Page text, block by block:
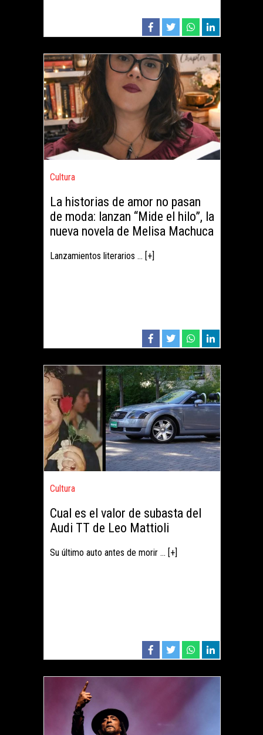
Cultura
La historias de amor no pasan
de moda: lanzan “Mide el hilo”, la
nueva novela de Melisa Machuca
Lanzamientos literarios ... [+]
Cultura
Cual es el valor de subasta del
Audi TT de Leo Mattioli
Su último auto antes de morir ... [+]